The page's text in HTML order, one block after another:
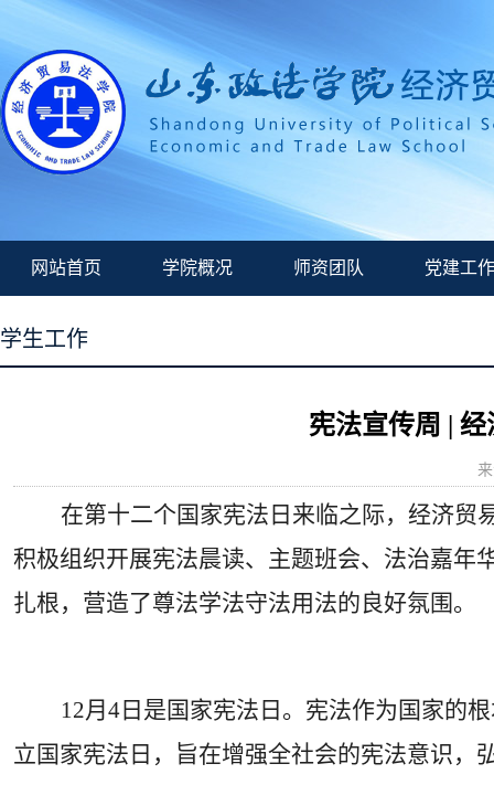
网站首页 学院概况 师资团队 党建工作
学生工作
宪法宣传周 |
在第十二个国家宪法日来临之际，经济贸
积极组织开展宪法晨读、主题班会、法治嘉年
扎根，营造了尊法学法守法用法的良好氛围。
12月 4 日是国家宪法日。宪法作为国家的
立国家宪法日，旨在增强全社会的宪法意识，